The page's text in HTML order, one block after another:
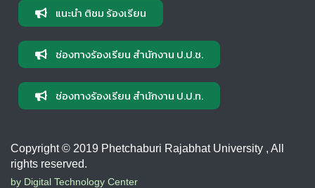
แนะนำ ติชม ร้องเรียน
ช่องทางร้องเรียน สำนักงาน ป.ป.ช.
ช่องทางร้องเรียน สำนักงาน ป.ป.ท.
Copyright © 2019 Phetchaburi Rajabhat University , All
rights reserved.
by Digital Technology Center